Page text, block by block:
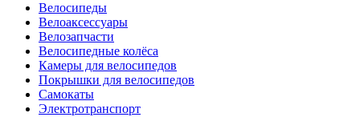
Велосипеды
Велоаксессуары
Велозапчасти
Велосипедные колёса
Камеры для велосипедов
Покрышки для велосипедов
Самокаты
Электротранспорт